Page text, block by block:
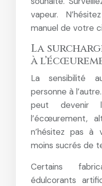
vapeur.
manuel de votre
La
à
La sensibilité
personne à
peut devenir
l’écœurement,
n’hésitez pas à
moins sucrés de
Certains
édulcorants